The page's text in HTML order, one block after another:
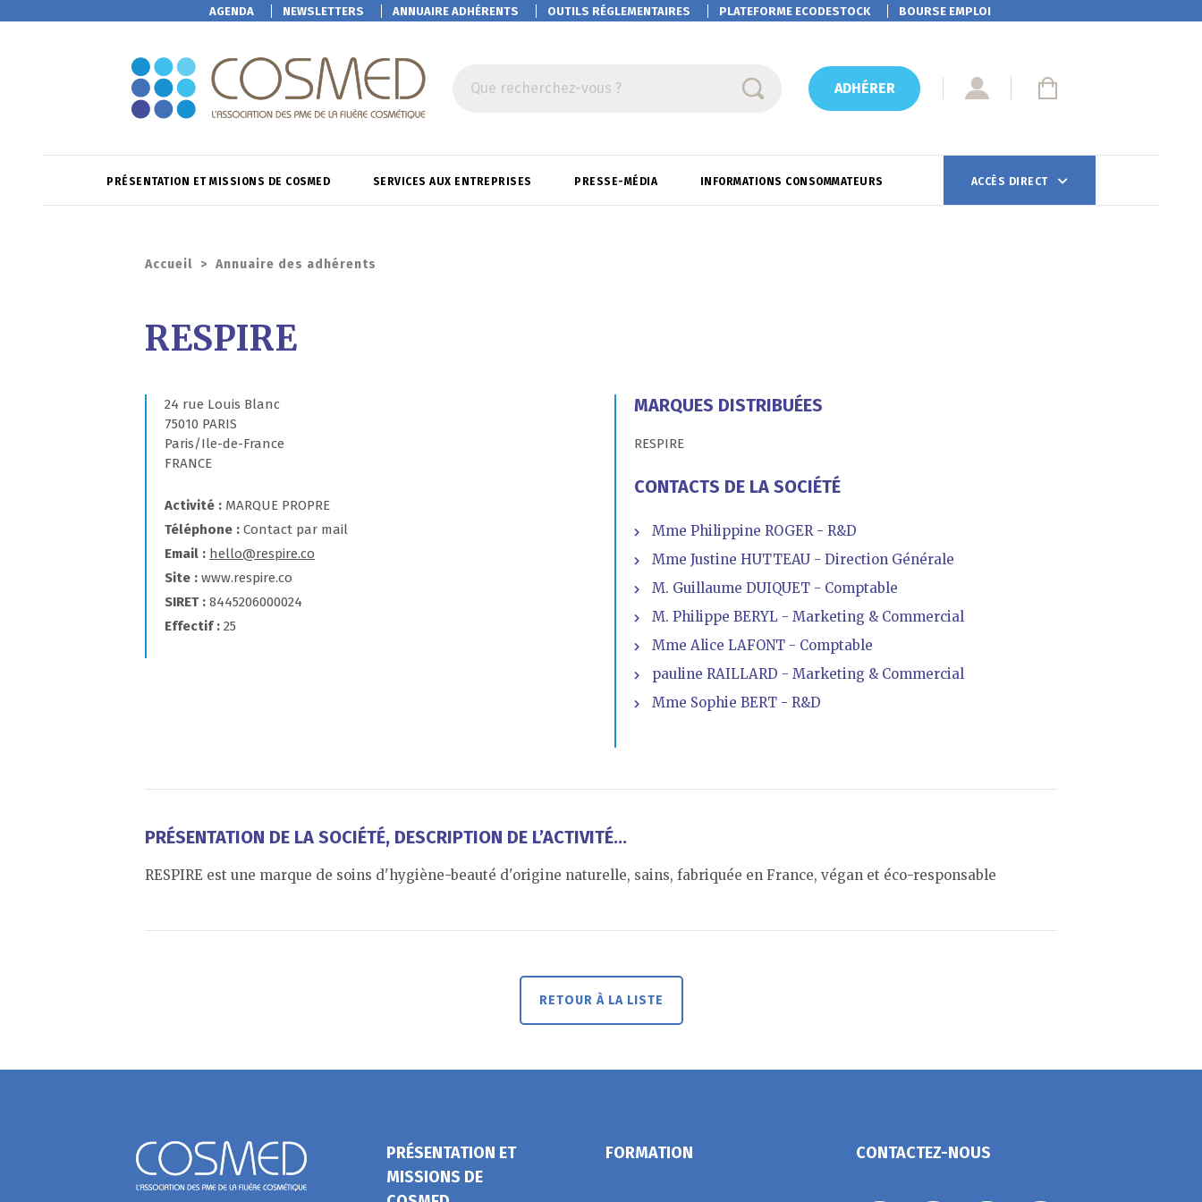
AGENDA NEWSLETTERS ANNUAIRE ADHÉRENTS OUTILS RÉGLEMENTAIRES PLATEFORMEECODESTOCK BOURSE EMPLOI
Que recherchez-vous ? ADHÉRER
PRÉSENTATION ET MISSIONS DE COSMED SERVICES AUX ENTREPRISES PRESSE-MÉDIA INFORMATIONS CONSOMMATEURS ACCÈS DIRECT
Accueil > Annuaire des adhérents
RESPIRE
24 rue Louis Blanc
75010 PARIS
Paris/Ile-de-France
FRANCE
Activité
MARQUE PROPRE
Téléphone
Contact par mail
Email
hello@respire.co
Site
www.respire.co
SIRET
8445206000024
Effectif
25
MARQUES DISTRIBUÉES
RESPIRE
CONTACTS DE LA SOCIÉTÉ
Mme Philippine ROGER - R&D
Mme Justine HUTTEAU - Direction Générale
M. Guillaume DUIQUET - Comptable
M. Philippe BERYL - Marketing & Commercial
Mme Alice LAFONT - Comptable
pauline RAILLARD - Marketing & Commercial
Mme Sophie BERT - R&D
PRÉSENTATION DE LA SOCIÉTÉ, DESCRIPTION DE L’ACTIVITÉ...
RESPIRE est une marque de soins d'hygiène-beauté d'origine naturelle, sains, fabriquée en France, végan et éco-responsable
RETOUR À LA LISTE
PRÉSENTATION ET
MISSIONS DE
FORMATION CONTACTEZ-NOUS